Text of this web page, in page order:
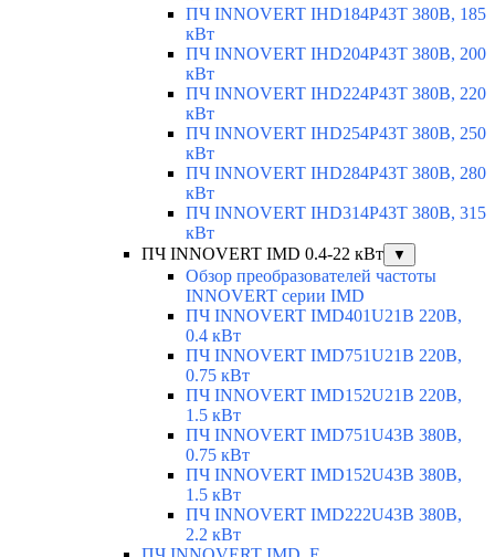
ПЧ INNOVERT IHD184P43T 380В, 185
кВт
ПЧ INNOVERT IHD204P43T 380В, 200
кВт
ПЧ INNOVERT IHD224P43T 380В, 220
кВт
ПЧ INNOVERT IHD254P43T 380В, 250
кВт
ПЧ INNOVERT IHD284P43T 380В, 280
кВт
ПЧ INNOVERT IHD314P43T 380В, 315
кВт
ПЧ INNOVERT IMD 0.4-22 кВт
▼
Обзор преобразователей частоты
INNOVERT серии IMD
ПЧ INNOVERT IMD401U21B 220В,
0.4 кВт
ПЧ INNOVERT IMD751U21B 220В,
0.75 кВт
ПЧ INNOVERT IMD152U21B 220В,
1.5 кВт
ПЧ INNOVERT IMD751U43B 380В,
0.75 кВт
ПЧ INNOVERT IMD152U43B 380В,
1.5 кВт
ПЧ INNOVERT IMD222U43B 380В,
2.2 кВт